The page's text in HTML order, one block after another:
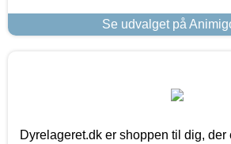
Se udvalget på
Dyrelageret.dk er shoppen til dig, der